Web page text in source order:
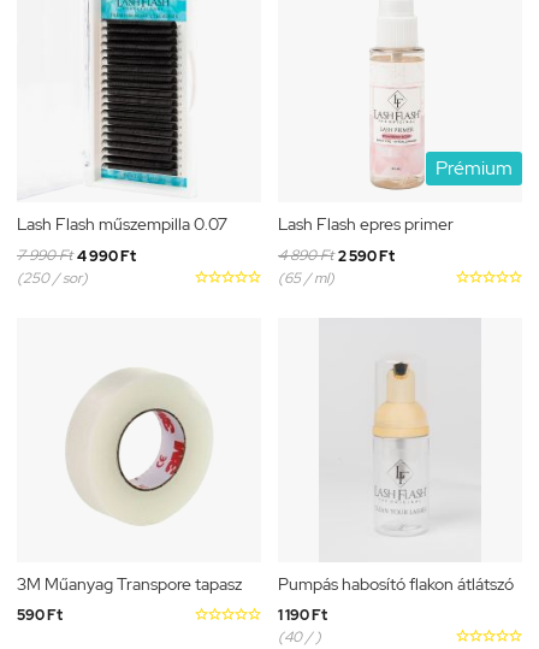
Lash Flash műszempilla 0.07

7 990 Ft 4 990 Ft
(250 / sor)
Prémium
Lash Flash epres primer

4 890 Ft 2 590 Ft
(65 / ml)
3M Műanyag Transpore tapasz

590 Ft
Pumpás habosító flakon átlátszó

1 190 Ft
(40 / )